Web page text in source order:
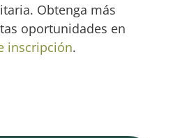
Obtenga más
oportunidades en
inscripción.